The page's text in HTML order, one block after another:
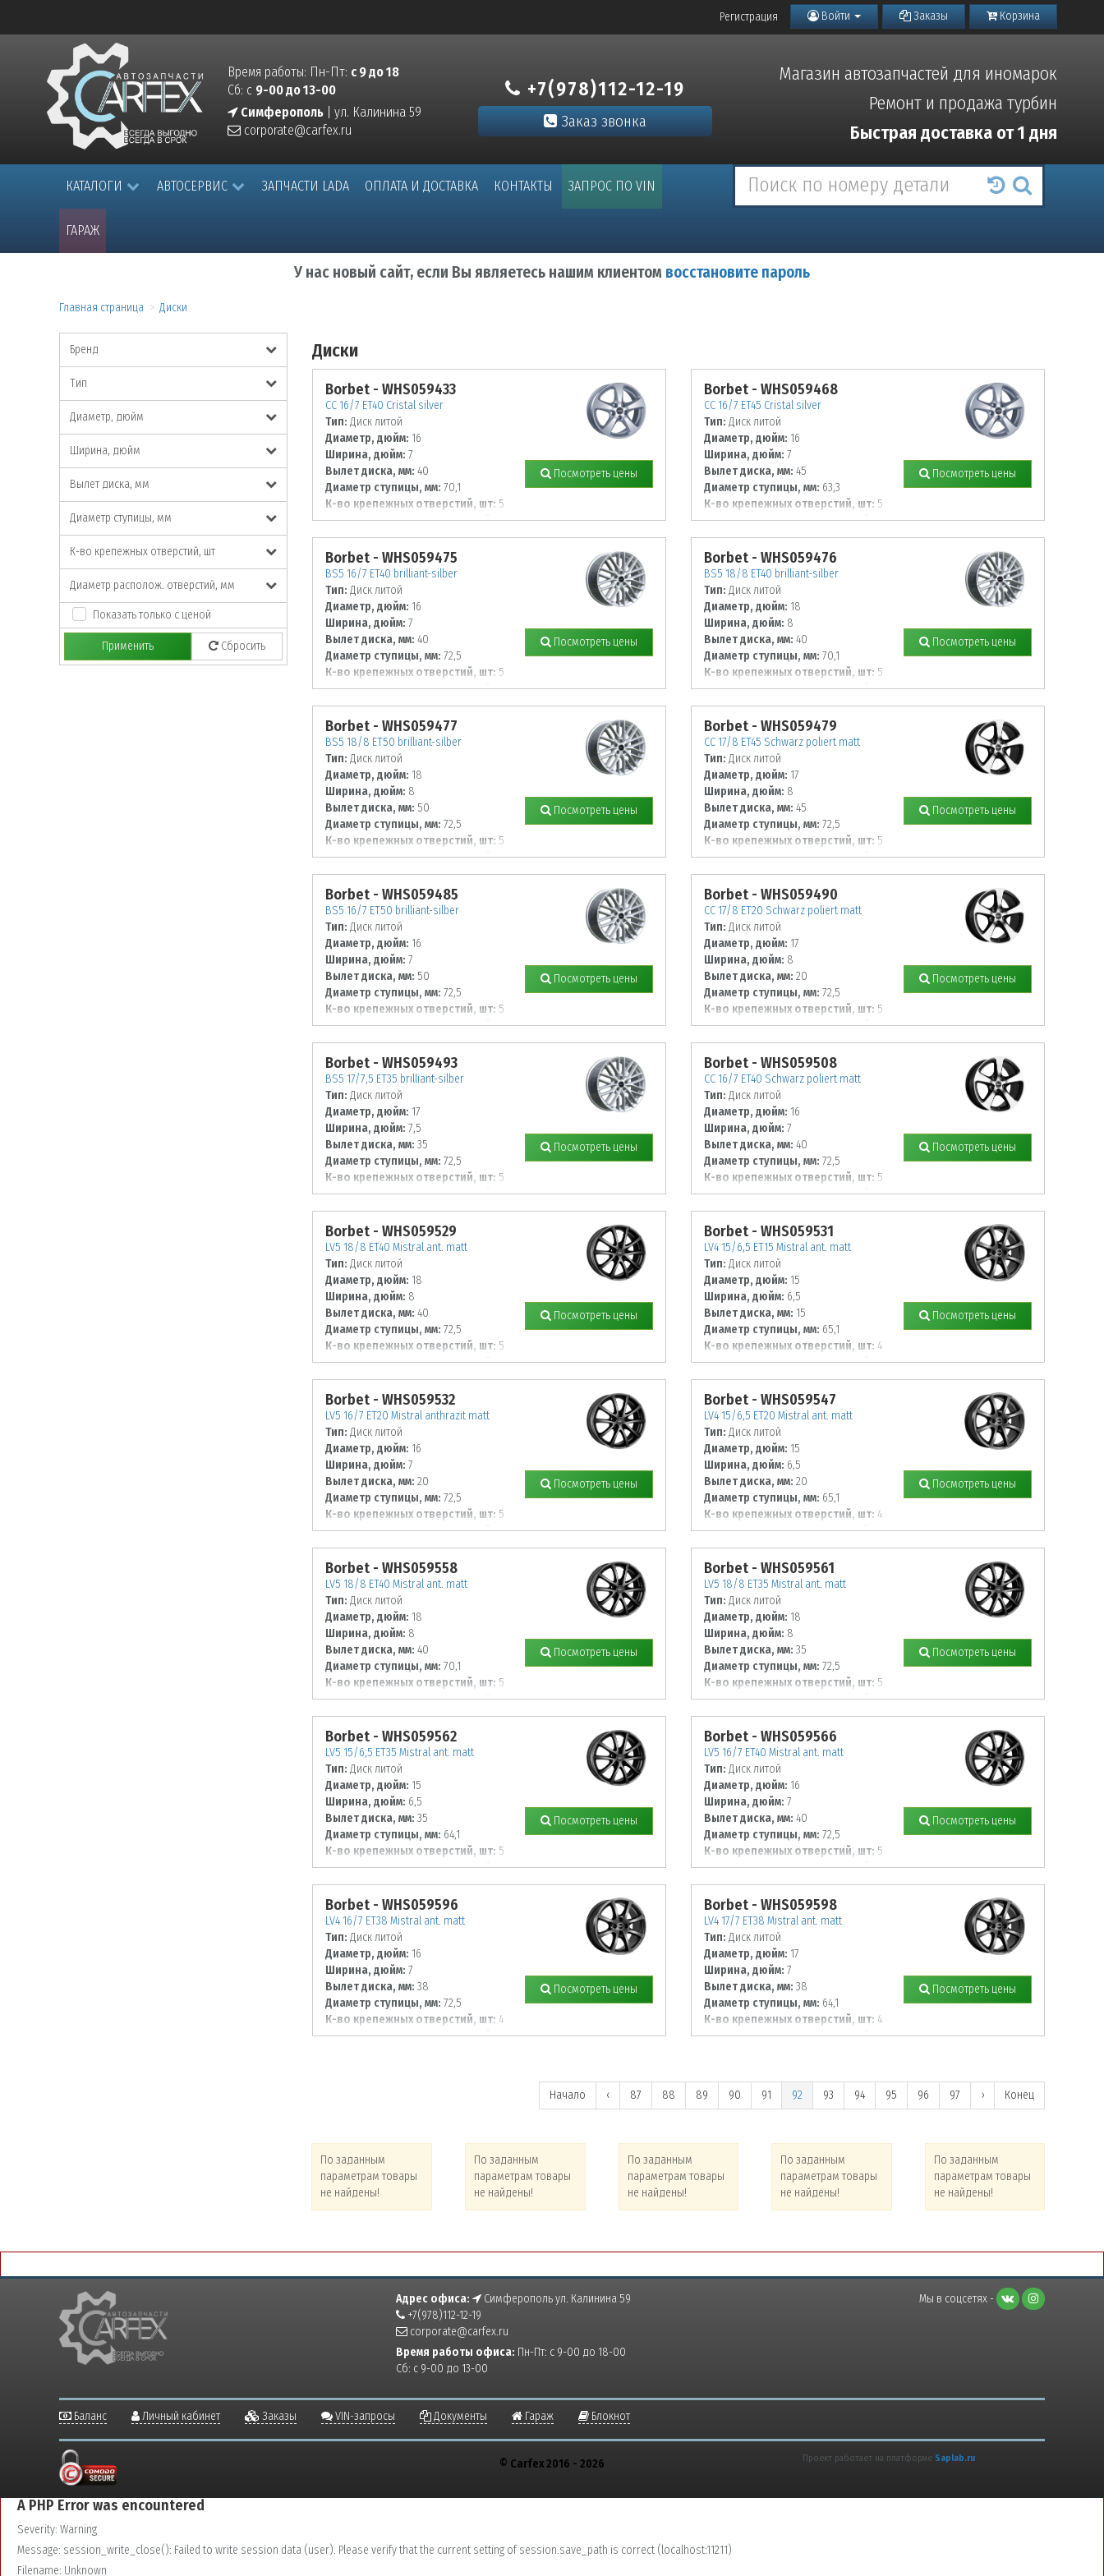
Регистрация Войти Заказы Корзина
Время работы: Пн-Пт: с 9 до 18
Сб: с 9-00 до 13-00
Симферополь | ул. Калинина 59
corporate@carfex.ru
+7(978)112-12-19
Заказ звонка
Магазин автозапчастей для иномарок
Ремонт и продажа турбин
Быстрая доставка от 1 дня
КАТАЛОГИ АВТОСЕРВИС ЗАПЧАСТИ LADA ОПЛАТА И ДОСТАВКА КОНТАКТЫ ЗАПРОС ПО VIN
ГАРАЖ
У нас новый сайт, если Вы являетесь нашим клиентом восстановите пароль
Главная страница Диски
Бренд
Тип
Диаметр, дюйм
Ширина, дюйм
Вылет диска, мм
Диаметр ступицы, мм
К-во крепежных отверстий, шт
Диаметр располож. отверстий, мм
Показать только с ценой
Применить Сбросить
Диски
Borbet - WHS059433
CC 16/7 ET40 Cristal silver
Тип: Диск литой
Диаметр, дюйм: 16
Ширина, дюйм: 7
Вылет диска, мм: 40
Диаметр ступицы, мм: 70,1
К-во крепежных отверстий, шт: 5
Диаметр располож. отверстий, мм:
115
Посмотреть цены
Borbet - WHS059468
CC 16/7 ET45 Cristal silver
Тип: Диск литой
Диаметр, дюйм: 16
Ширина, дюйм: 7
Вылет диска, мм: 45
Диаметр ступицы, мм: 63,3
К-во крепежных отверстий, шт: 5
Диаметр располож. отверстий, мм:
108
Посмотреть цены
Borbet - WHS059475
BS5 16/7 ET40 brilliant-silber
Тип: Диск литой
Диаметр, дюйм: 16
Ширина, дюйм: 7
Вылет диска, мм: 40
Диаметр ступицы, мм: 72,5
К-во крепежных отверстий, шт: 5
Диаметр располож. отверстий, мм:
114,3
Посмотреть цены
Borbet - WHS059476
BS5 18/8 ET40 brilliant-silber
Тип: Диск литой
Диаметр, дюйм: 18
Ширина, дюйм: 8
Вылет диска, мм: 40
Диаметр ступицы, мм: 70,1
К-во крепежных отверстий, шт: 5
Диаметр располож. отверстий, мм:
115
Посмотреть цены
Borbet - WHS059477
BS5 18/8 ET50 brilliant-silber
Тип: Диск литой
Диаметр, дюйм: 18
Ширина, дюйм: 8
Вылет диска, мм: 50
Диаметр ступицы, мм: 72,5
К-во крепежных отверстий, шт: 5
Диаметр располож. отверстий, мм:
112
Посмотреть цены
Borbet - WHS059479
CC 17/8 ET45 Schwarz poliert matt
Тип: Диск литой
Диаметр, дюйм: 17
Ширина, дюйм: 8
Вылет диска, мм: 45
Диаметр ступицы, мм: 72,5
К-во крепежных отверстий, шт: 5
Диаметр располож. отверстий, мм:
114,3
Посмотреть цены
Borbet - WHS059485
BS5 16/7 ET50 brilliant-silber
Тип: Диск литой
Диаметр, дюйм: 16
Ширина, дюйм: 7
Вылет диска, мм: 50
Диаметр ступицы, мм: 72,5
К-во крепежных отверстий, шт: 5
Диаметр располож. отверстий, мм:
114,3
Посмотреть цены
Borbet - WHS059490
CC 17/8 ET20 Schwarz poliert matt
Тип: Диск литой
Диаметр, дюйм: 17
Ширина, дюйм: 8
Вылет диска, мм: 20
Диаметр ступицы, мм: 72,5
К-во крепежных отверстий, шт: 5
Диаметр располож. отверстий, мм:
120
Посмотреть цены
Borbet - WHS059493
BS5 17/7,5 ET35 brilliant-silber
Тип: Диск литой
Диаметр, дюйм: 17
Ширина, дюйм: 7,5
Вылет диска, мм: 35
Диаметр ступицы, мм: 72,5
К-во крепежных отверстий, шт: 5
Диаметр располож. отверстий, мм:
112
Посмотреть цены
Borbet - WHS059508
CC 16/7 ET40 Schwarz poliert matt
Тип: Диск литой
Диаметр, дюйм: 16
Ширина, дюйм: 7
Вылет диска, мм: 40
Диаметр ступицы, мм: 72,5
К-во крепежных отверстий, шт: 5
Диаметр располож. отверстий, мм:
114,3
Посмотреть цены
Borbet - WHS059529
LV5 18/8 ET40 Mistral ant. matt
Тип: Диск литой
Диаметр, дюйм: 18
Ширина, дюйм: 8
Вылет диска, мм: 40
Диаметр ступицы, мм: 72,5
К-во крепежных отверстий, шт: 5
Диаметр располож. отверстий, мм:
114,3
Посмотреть цены
Borbet - WHS059531
LV4 15/6,5 ET15 Mistral ant. matt
Тип: Диск литой
Диаметр, дюйм: 15
Ширина, дюйм: 6,5
Вылет диска, мм: 15
Диаметр ступицы, мм: 65,1
К-во крепежных отверстий, шт: 4
Диаметр располож. отверстий, мм:
108
Посмотреть цены
Borbet - WHS059532
LV5 16/7 ET20 Mistral anthrazit matt
Тип: Диск литой
Диаметр, дюйм: 16
Ширина, дюйм: 7
Вылет диска, мм: 20
Диаметр ступицы, мм: 72,5
К-во крепежных отверстий, шт: 5
Диаметр располож. отверстий, мм:
120
Посмотреть цены
Borbet - WHS059547
LV4 15/6,5 ET20 Mistral ant. matt
Тип: Диск литой
Диаметр, дюйм: 15
Ширина, дюйм: 6,5
Вылет диска, мм: 20
Диаметр ступицы, мм: 65,1
К-во крепежных отверстий, шт: 4
Диаметр располож. отверстий, мм:
108
Посмотреть цены
Borbet - WHS059558
LV5 18/8 ET40 Mistral ant. matt
Тип: Диск литой
Диаметр, дюйм: 18
Ширина, дюйм: 8
Вылет диска, мм: 40
Диаметр ступицы, мм: 70,1
К-во крепежных отверстий, шт: 5
Диаметр располож. отверстий, мм:
115
Посмотреть цены
Borbet - WHS059561
LV5 18/8 ET35 Mistral ant. matt
Тип: Диск литой
Диаметр, дюйм: 18
Ширина, дюйм: 8
Вылет диска, мм: 35
Диаметр ступицы, мм: 72,5
К-во крепежных отверстий, шт: 5
Диаметр располож. отверстий, мм:
120
Посмотреть цены
Borbet - WHS059562
LV5 15/6,5 ET35 Mistral ant. matt
Тип: Диск литой
Диаметр, дюйм: 15
Ширина, дюйм: 6,5
Вылет диска, мм: 35
Диаметр ступицы, мм: 64,1
К-во крепежных отверстий, шт: 5
Диаметр располож. отверстий, мм:
100
Посмотреть цены
Borbet - WHS059566
LV5 16/7 ET40 Mistral ant. matt
Тип: Диск литой
Диаметр, дюйм: 16
Ширина, дюйм: 7
Вылет диска, мм: 40
Диаметр ступицы, мм: 72,5
К-во крепежных отверстий, шт: 5
Диаметр располож. отверстий, мм:
110
Посмотреть цены
Borbet - WHS059596
LV4 16/7 ET38 Mistral ant. matt
Тип: Диск литой
Диаметр, дюйм: 16
Ширина, дюйм: 7
Вылет диска, мм: 38
Диаметр ступицы, мм: 72,5
К-во крепежных отверстий, шт: 4
Диаметр располож. отверстий, мм:
Посмотреть цены
Borbet - WHS059598
LV4 17/7 ET38 Mistral ant. matt
Тип: Диск литой
Диаметр, дюйм: 17
Ширина, дюйм: 7
Вылет диска, мм: 38
Диаметр ступицы, мм: 64,1
К-во крепежных отверстий, шт: 4
Диаметр располож. отверстий, мм:
Посмотреть цены
Начало ‹ 87 88 89 90 91 92 93 94 95 96 97 › Конец
По заданным
параметрам товары
не найдены!
По заданным
параметрам товары
не найдены!
По заданным
параметрам товары
не найдены!
По заданным
параметрам товары
не найдены!
По заданным
параметрам товары
не найдены!
Адрес офиса:
Симферополь ул. Калинина 59
+7(978)112-12-19
corporate@carfex.ru
Время работы офиса: Пн-Пт: с 9-00 до 18-00
Сб: с 9-00 до 13-00
Мы в соцсетях -
Баланс Личный кабинет Заказы VIN-запросы Документы Гараж Блокнот
© Carfex 2016 - 2026 Проект работает на платформе Saplab.ru
A PHP Error was encountered
Severity: Warning
Message: session_write_close(): Failed to write session data (user). Please verify that the current setting of session.save_path is correct (localhost:11211)
Filename: Unknown